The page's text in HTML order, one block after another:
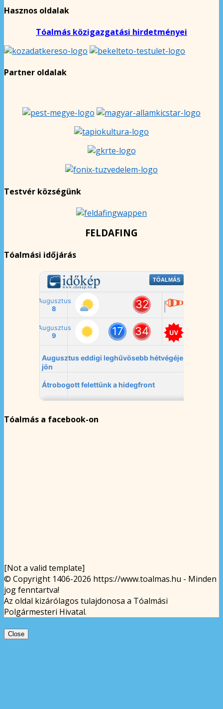
Hasznos oldalak
Tóalmás közigazgatási hirdetményei
Partner oldalak
Testvér községünk
FELDAFING
Tóalmási időjárás
Tóalmás a facebook-on
[Not a valid template]
© Copyright 1406-2026 https://www.toalmas.hu - Minden
jog fenntartva!
Az oldal kizárólagos tulajdonosa a Tóalmási
Polgármesteri Hivatal.
Close